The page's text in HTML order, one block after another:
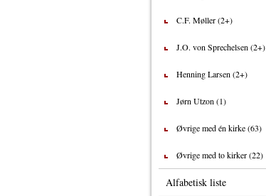
C.F. Møller (2+)
J.O. von Sprechelsen (2+)
Henning Larsen (2+)
Jørn Utzon (1)
Øvrige med én kirke (63)
Øvrige med to kirker (22)
Alfabetisk liste